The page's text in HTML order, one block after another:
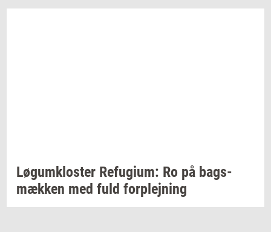
Løgum­klo­ster Re­fu­gi­um: Ro på bags­
mæk­ken med fuld for­plej­ning